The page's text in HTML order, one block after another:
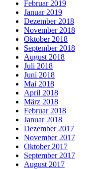
Februar 2019
Januar 2019
Dezember 2018
November 2018
Oktober 2018
September 2018
August 2018
Juli 2018
Juni 2018
Mai 2018
April 2018
März 2018
Februar 2018
Januar 2018
Dezember 2017
November 2017
Oktober 2017
September 2017
August 2017